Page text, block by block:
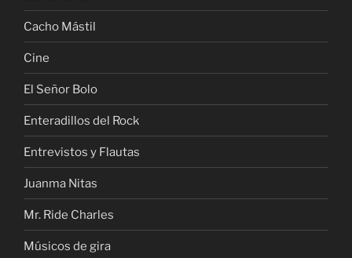
Cacho Mástil
Cine
El Señor Bolo
Enteradillos del Rock
Entrevistos y Flautas
Juanma Nitas
Mr. Ride Charles
Músicos de gira